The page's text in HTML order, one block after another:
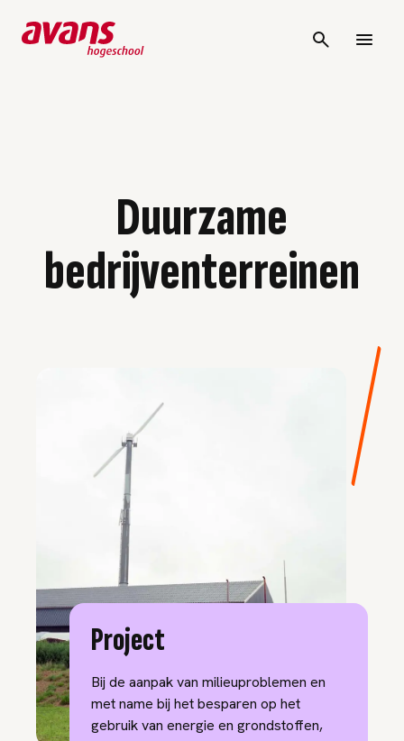
Duurzame
bedrijventerreinen
Project
Bij de aanpak van milieuproblemen en
met name bij het besparen op het
gebruik van energie en grondstoffen,